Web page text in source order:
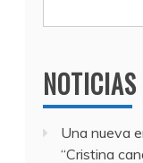
Una nueva
“Cristina